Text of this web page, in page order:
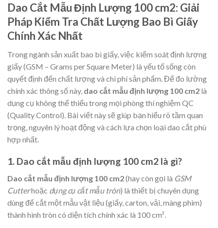
Dao Cắt Mẫu Định Lượng 100 cm2: Giải
Pháp Kiểm Tra Chất Lượng Bao Bì Giấy
Chính Xác Nhất
Trong ngành sản xuất bao bì giấy, việc kiểm soát định lượng
giấy (GSM – Grams per Square Meter) là yếu tố sống còn
quyết định đến chất lượng và chi phí sản phẩm. Để đo lường
chính xác thông số này, dao cắt mẫu định lượng 100 cm2 là
dụng cụ không thể thiếu trong mọi phòng thí nghiệm QC
(Quality Control). Bài viết này sẽ giúp bạn hiểu rõ tầm quan
trọng, nguyên lý hoạt động và cách lựa chọn loại dao cắt phù
hợp nhất.
1. Dao cắt mẫu định lượng 100 cm2 là gì?
Dao cắt mẫu định lượng 100 cm2(hay còn gọi là GSM
Cutterhoặc dụng cụ cắt mẫu tròn) là thiết bị chuyên dụng
dùng để cắt một mẫu vật liệu (giấy, carton, vải, màng phim)
thành hình tròn có diện tích chính xác là 100 cm².